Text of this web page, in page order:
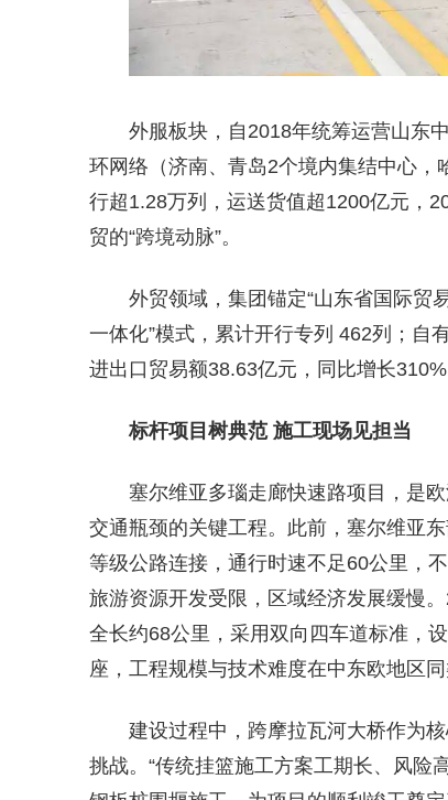
外服板块，自2018年统筹运营山东
环网络（济南、青岛2个境内集结中心
行超1.28万列，运送货值超1200亿元，
贸的“跨境动脉”。
外贸领域，集团锚定“山东省国际贸
一体化”模式，累计开行专列 462列；自
进出口贸易额38.63亿元，同比增长
标杆项目树典范 施工现场见担当
塞尔维亚多瑙走廊快速路项目，是
交通瓶颈的关键工程。此前，塞尔维亚
等级公路连接，通行时速不足60公里，
旅游资源开发受限，区域经济发展缓慢
全长约68公里，采用双向四车道标准，
座，工程规模与技术难度在中东欧地区同
建设过程中，跨摩拉瓦河大桥作为
挑战。“传统挂篮施工方案工期长、风险